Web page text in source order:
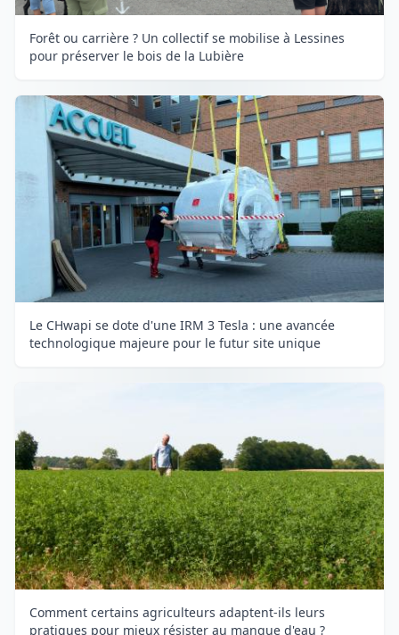
Forêt ou carrière ? Un collectif se mobilise à Lessines
pour préserver le bois de la Lubière
Le CHwapi se dote d'une IRM 3 Tesla : une avancée
technologique majeure pour le futur site unique
Comment certains agriculteurs adaptent-ils leurs
pratiques pour mieux résister au manque d'eau ?